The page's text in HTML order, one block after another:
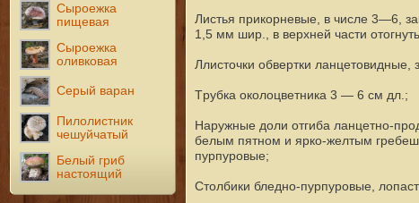
Сыроежка
пищевая
Сыроежка
оливковая
Серый варан
Пилолистник
чешуйчатый
Белый гриб
настоящий
Л истья прикорневые, в числе 3—6,
1,5 мм шир., в верхней части
Л листочки обвертки ланцетовидные,
Трубка околоцветника 3 — 6 см дл.;
Наружные доли отгиба ланцетно-
белым пятном и ярко-желтым
пурпуровые;
Столбики бледно-пурпуровые,